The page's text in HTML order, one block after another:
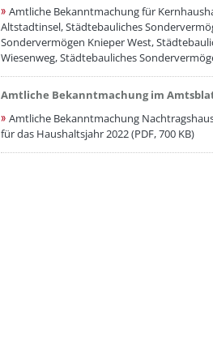
Amtliche Bekanntmachung für
Altstadtinsel, Städtebauliches
Sondervermögen Knieper West,
Wiesenweg, Städtebauliches
??? absaetzeOben[3]/titel ???
Amtliche Bekanntmachung im
Amtliche Bekanntmachung
für das Haushaltsjahr 2022 (PDF, 700 KB)